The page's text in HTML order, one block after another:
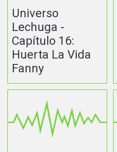
Universo
Lechuga -
Capítulo 16:
Huerta La Vida
Fanny